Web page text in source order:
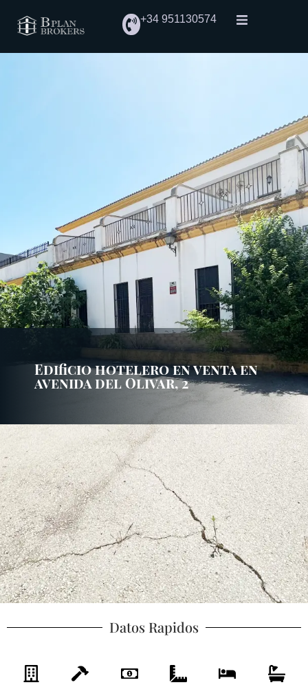
+34 951130574
Edificio hotelero en venta en
avenida del Olivar, 2
Datos Rapidos